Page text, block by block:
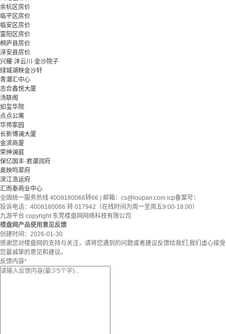
余杭区房价
临平区房价
临安区房价
富阳区房价
桐庐县房价
淳安县房价
兴耀·沐云川·金沙院子
绿城湖映金沙轩
青潮汇中心
志合鑫悦大厦
汤联阁
如玺华院
点点公寓
华师家园
长新博澜大厦
金滨商厦
荣绅澜庭
保亿国丰·君潮润府
奥映鸣翠府
滨江浩运府
汇而泰商业中心
全国统一服务热线 4008180066转66 | 邮箱： cs@loupan.com icp备案号：
投诉电话：4008180066 转 017942（在线时间为周一至周五9:00-18:00）
九游平台 copyright 东莞楼盘网网络科技有限公司
楼盘网产品使用意见反馈
创建时间： 2026-01-30
感谢您对楼盘网的支持与关注，请将您遇到的问题或者建议反馈给我们,我们虚心接受
您最诚挚的意见和建议。
反馈内容*